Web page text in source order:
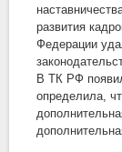
развития
Федерации
В ТК РФ
определила,